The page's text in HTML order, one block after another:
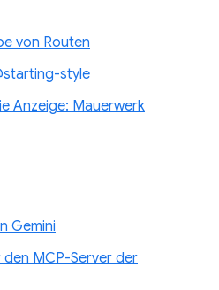
von Routen
style
Anzeige: Mauerwerk
Gemini
MCP-Server der